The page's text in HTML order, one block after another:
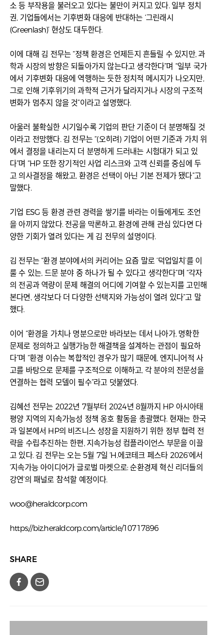
소 등 부작용을 불러오고 있다는 불만이 커지고 있다. 일부 정치
권, 기업들에서는 기후변화 대응에 반대하는 ‘그린래시
(Greenlash)’ 현상도 대두한다.
이에 대해 김 전무는 “정책 환경은 언제든지 흔들릴 수 있지만, 과
학과 시장의 방향은 되돌아가지 않는다고 생각한다”며 “일부 국가
에서 기후변화 대응에 역행하는 듯한 정치적 메시지가 나오지만,
그로 인해 기후위기의 과학적 근거가 달라지거나 시장의 구조적
변화가 멈추지 않을 것”이라고 설명했다.
아울러 불확실한 시기일수록 기업의 판단 기준이 더 분명해질 것
이라고 전망했다. 김 전무는 “(오히려) 기업이 어떤 기준과 가치 위
에서 결정을 내리는지 더 분명하게 드러내는 시험대가 되고 있
다”며 “HP 또한 장기적인 사업 리스크와 고객 신뢰를 중심에 두
고 의사결정을 해왔고, 환경은 선택이 아닌 기본 전제가 됐다”고
말했다.
기업 ESG 등 환경 관련 경력을 쌓기를 바라는 이들에게도 조언
을 아끼지 않았다. 전공을 막론하고, 환경에 관해 관심 있다면 다
양한 기회가 열려 있다는 게 김 전무의 설명이다.
김 전무는 “환경 분야에서의 커리어는 요즘 말로 ‘덕업일치’를 이
룰 수 있는, 드문 분야 중 하나가 될 수 있다고 생각한다”며 “각자
의 전공과 역량이 문제 해결의 어디에 기여할 수 있는지를 고민해
본다면, 생각보다 더 다양한 선택지와 가능성이 열려 있다”고 말
했다.
이어 “환경을 가치나 명분으로만 바라보는 데서 나아가, 명확한
문제로 정의하고 실행가능한 해결책을 설계하는 관점이 필요하
다”며 “환경 이슈는 복합적인 경우가 많기 때문에, 엔지니어적 사
고를 바탕으로 문제를 구조적으로 이해하고, 각 분야의 전문성을
연결하는 협력 모델이 필수”라고 덧붙였다.
김혜선 전무는 2022년 7월부터 2024년 8월까지 HP 아시아태
평양 지역의 지속가능성 정책 옹호 활동을 총괄했다. 현재는 한국
과 일본에서 HP의 비즈니스 성장을 지원하기 위한 정부 협력 전
략을 수립·추진하는 한편, 지속가능성 컴플라이언스 부문을 이끌
고 있다. 김 전무는 오는 5월 7일 ‘H.에코테크 페스타 2026’에서
‘지속가능 아이디어가 글로벌 마켓으로: 순환경제 혁신 리더들의
강연’의 패널로 참석할 예정이다.
woo@heraldcorp.com
https://biz.heraldcorp.com/article/10717896
SHARE